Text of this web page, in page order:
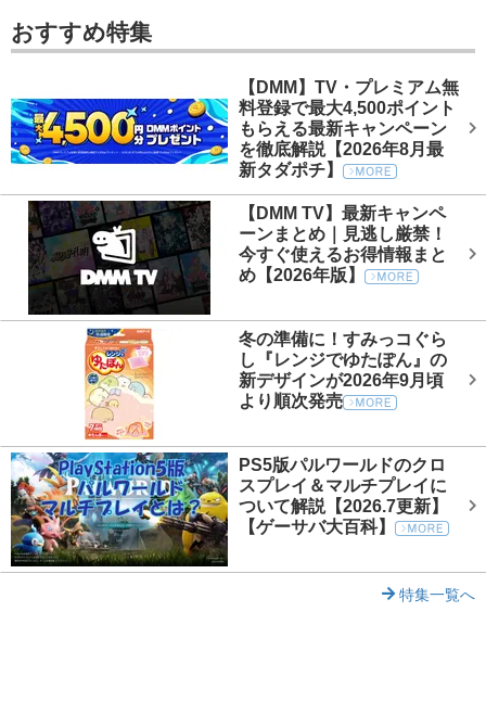
おすすめ特集
【DMM】TV・プレミアム無
料登録で最大4,500ポイント
もらえる最新キャンペーン
を徹底解説【2026年8月最
新タダポチ】
【DMM TV】最新キャンペ
ーンまとめ｜見逃し厳禁！
今すぐ使えるお得情報まと
め【2026年版】
冬の準備に！すみっコぐら
し『レンジでゆたぽん』の
新デザインが2026年9月頃
より順次発売
PS5版パルワールドのクロ
スプレイ＆マルチプレイに
ついて解説【2026.7更新】
【ゲーサバ大百科】
特集一覧へ